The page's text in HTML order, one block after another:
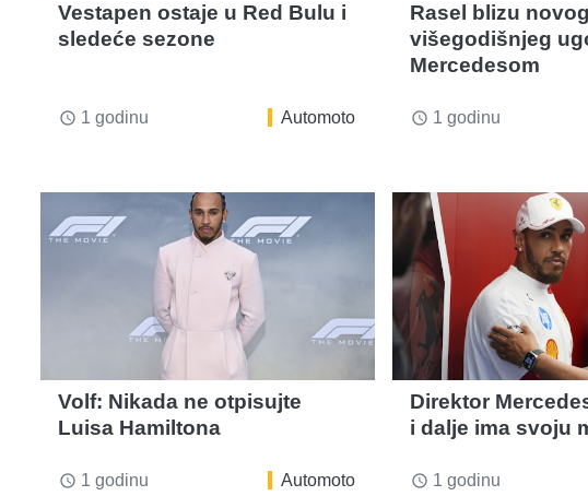
Vestapen ostaje u Red Bulu i
sledeće sezone
access_time 1 godinu Automoto
Rasel blizu novog
višegodišnjeg
Mercedesom
access_time 1 godinu
Volf: Nikada ne otpisujte
Luisa Hamiltona
access_time 1 godinu Automoto
Direktor
i dalje ima svoju
access_time 1 godinu